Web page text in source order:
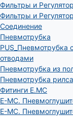
Фильтры и
Фильтры и
Соединение
Пневмотрубка
PUS_Пневмотрубка
отводами
Пневмотрубка из
Пневмотрубка
Фитинги E.MC
E-MC.
E-MC.